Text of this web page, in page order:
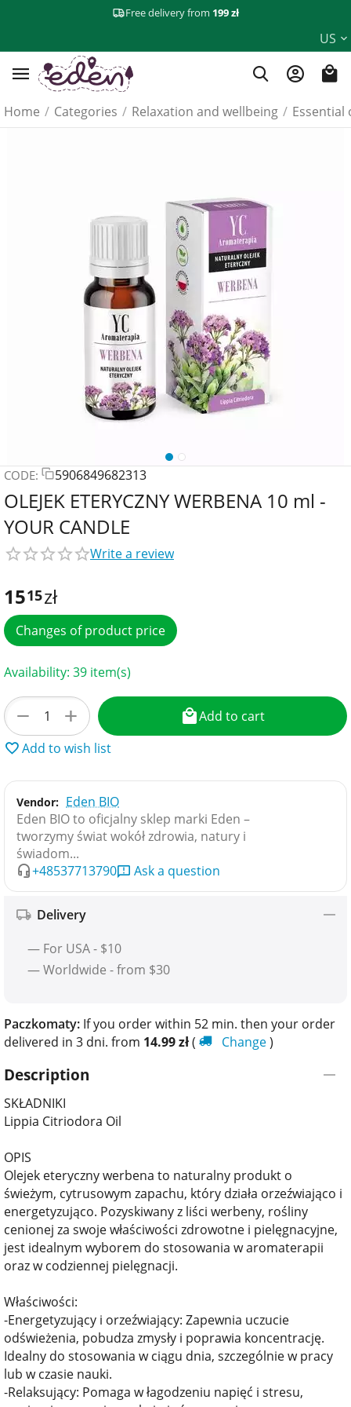
Free delivery from 199 zł
US
Home / Categories / Relaxation and wellbeing / Essential
CODE: 5906849682313
OLEJEK ETERYCZNY WERBENA 10 ml -
YOUR CANDLE
Write a review
1515zł
Changes of product price
Availability: 39 item(s)
+
−
Add to cart
Add to wish list
Vendor: Eden BIO
Eden BIO to oficjalny sklep marki Eden –
tworzymy świat wokół zdrowia, natury i
świadom...
+48537713790
Ask a question
Delivery
— For USA - $10
— Worldwide - from $30
Paczkomaty: If you order within 52 min. then your order
delivered in 3 dni. from 14.99zł( Change)
Description
SKŁADNIKI
Lippia Citriodora Oil
OPIS
Olejek eteryczny werbena to naturalny produkt o
świeżym, cytrusowym zapachu, który działa orzeźwiająco i
energetyzująco. Pozyskiwany z liści werbeny, rośliny
cenionej za swoje właściwości zdrowotne i pielęgnacyjne,
jest idealnym wyborem do stosowania w aromaterapii
oraz w codziennej pielęgnacji.
Właściwości:
-Energetyzujący i orzeźwiający: Zapewnia uczucie
odświeżenia, pobudza zmysły i poprawia koncentrację.
Idealny do stosowania w ciągu dnia, szczególnie w pracy
lub w czasie nauki.
-Relaksujący: Pomaga w łagodzeniu napięć i stresu,